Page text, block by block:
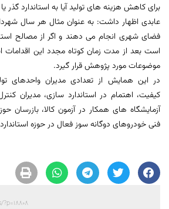
برای کاهش هزینه های تولید آیا به استاندارد
عابدی اظهار داشت: به عنوان مثال هر سال
فضای شهری انجام می دهند و اگر از مصالح
است بعد از مدت زمان کوتاه مجدد این اقدامات
موضوعات مورد پژوهش قرار گیرد.
در این همایش از تعدادی مدیران واحدهای
کیفیت، اهتمام در استاندارد سازی، مدیران
آزمایشگاه های همکار در آزمون کالا، بازرسان
فنی خودروهای دوگانه سوز فعال در حوزه